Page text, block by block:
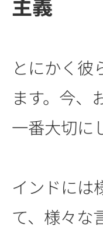
とにかく彼
ます。今、
一番大切に
インドには
て、様々な